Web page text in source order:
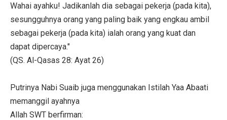
Wahai ayahku! Jadikanlah dia sebagai pekerja (pada kita),
sesungguhnya orang yang paling baik yang engkau ambil
sebagai pekerja (pada kita) ialah orang yang kuat dan
dapat dipercaya."
(QS. Al-Qasas 28: Ayat 26)
Putrinya Nabi Suaib juga menggunakan Istilah Yaa Abaati
memanggil ayahnya
Allah SWT berfirman: